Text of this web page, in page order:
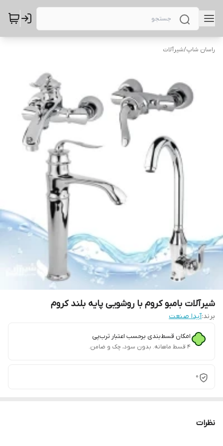
راسان شاپ/شیرآلات
شیرآلات بامبو کروم با روشویی پایه بلند کروم
برند:آیدا صنعت
امکان قسط‌بندی برحسب اعتبار ترب‌پی
۴ قسط ماهانه. بدون سود، چک و ضامن.
0
نظرات